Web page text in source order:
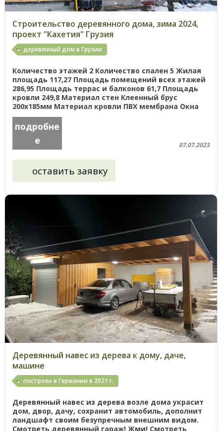
Строительство деревянного дома, зима 2024,
проект "Кахетия" Грузия
деревянный дом в Грузии
Количество этажей 2 Количество спален 5 Жилая
площадь 117,27 Площадь помещений всех этажей
286,95 Площадь террас и балконов 61,7 Площадь
кровли 249,8 Материал стен Клеенный брус
200х185мм Материал кровли ПВХ мембрана Окна
Деревянные Добро пожаловать ...
подробне
е
07.07.2023
оставить заявку
Деревянный навес из дерева к дому, даче,
машине
построен в Германии в 2021 г.
Деревянный навес из дерева возле дома украсит
дом, двор, дачу, сохранит автомобиль, дополнит
ландшафт своим безупречным внешним видом.
Смотреть деревянный гараж! Жми! Смотреть